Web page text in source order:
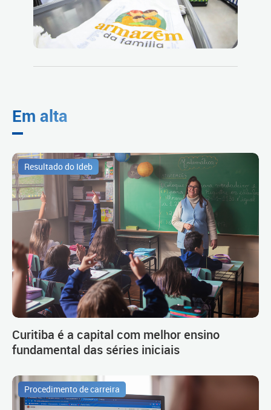
Em alta
Resultado do Ideb
Curitiba é a capital com melhor ensino
fundamental das séries iniciais
Procedimento de carreira